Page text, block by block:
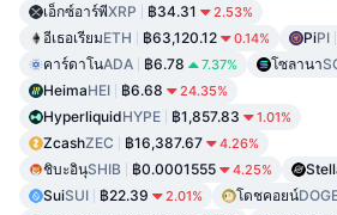
เอ็กซ์อาร์พีXRP ฿34.31 2.53%
อีเธอเรียมETH ฿63,120.12 0.14% PiPI
คาร์ดาโนADA ฿6.78 7.37% โซลานา
HeimaHEI ฿6.68 24.35%
HyperliquidHYPE ฿1,857.83 1.01%
ZcashZEC ฿16,387.67 4.26%
ชิบะอินุSHIB ฿0.0001555 4.25%
SuiSUI ฿22.39 2.01% โดชคอยน์